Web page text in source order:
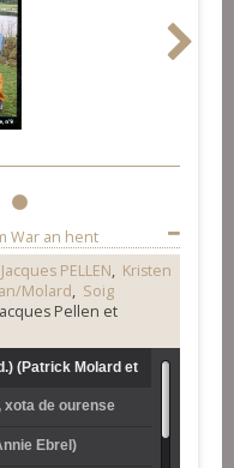
4
War an hent
Jacques PELLEN, Kristen
Molard, Soig
Pellen et
(Patrick Molard et
xota de ourense
Ebrel)